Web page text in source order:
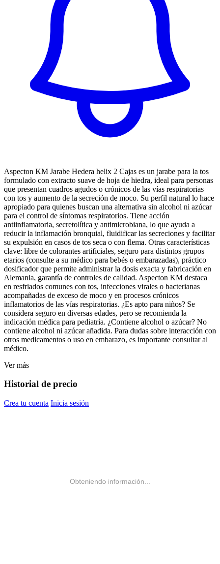
Aspecton KM Jarabe Hedera helix 2 Cajas es un jarabe para la tos
formulado con extracto suave de hoja de hiedra, ideal para personas
que presentan cuadros agudos o crónicos de las vías respiratorias
con tos y aumento de la secreción de moco. Su perfil natural lo hace
apropiado para quienes buscan una alternativa sin alcohol ni azúcar
para el control de síntomas respiratorios. Tiene acción
antiinflamatoria, secretolítica y antimicrobiana, lo que ayuda a
reducir la inflamación bronquial, fluidificar las secreciones y facilitar
su expulsión en casos de tos seca o con flema. Otras características
clave: libre de colorantes artificiales, seguro para distintos grupos
etarios (consulte a su médico para bebés o embarazadas), práctico
dosificador que permite administrar la dosis exacta y fabricación en
Alemania, garantía de controles de calidad. Aspecton KM destaca
en resfriados comunes con tos, infecciones virales o bacterianas
acompañadas de exceso de moco y en procesos crónicos
inflamatorios de las vías respiratorias. ¿Es apto para niños? Se
considera seguro en diversas edades, pero se recomienda la
indicación médica para pediatría. ¿Contiene alcohol o azúcar? No
contiene alcohol ni azúcar añadida. Para dudas sobre interacción con
otros medicamentos o uso en embarazo, es importante consultar al
médico.
Ver más
Historial de precio
Crea tu cuenta Inicia sesión
Obteniendo información...